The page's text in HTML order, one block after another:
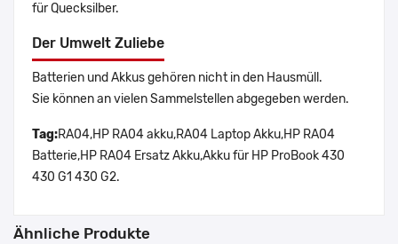
für Quecksilber.
Der Umwelt Zuliebe
Batterien und Akkus gehören nicht in den Hausmüll.
Sie können an vielen Sammelstellen abgegeben werden.
Tag:RA04,HP RA04 akku,RA04 Laptop Akku,HP RA04
Batterie,HP RA04 Ersatz Akku,Akku für HP ProBook 430
430 G1 430 G2.
Ähnliche Produkte